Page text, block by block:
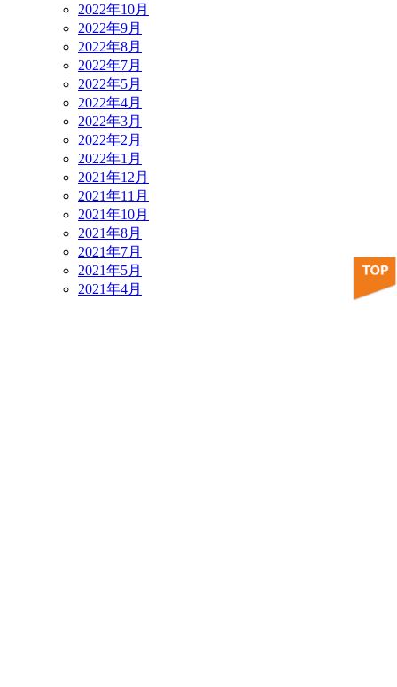
2022年10月
2022年9月
2022年8月
2022年7月
2022年5月
2022年4月
2022年3月
2022年2月
2022年1月
2021年12月
2021年11月
2021年10月
2021年8月
2021年7月
2021年5月
2021年4月